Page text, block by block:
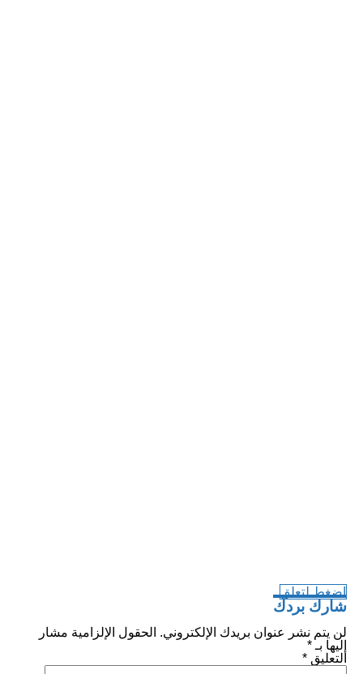
اضغط لتعلق
شارك بردك
لن يتم نشر عنوان بريدك الإلكتروني. الحقول الإلزامية مشار
إليها بـ *
التعليق *